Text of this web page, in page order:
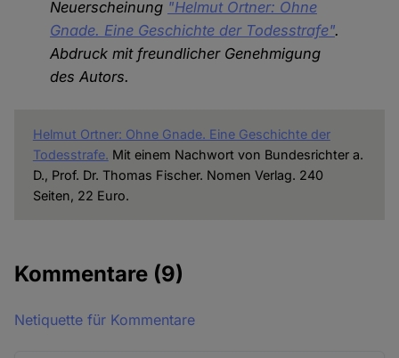
Neuerscheinung "Helmut Ortner: Ohne
Gnade. Eine Geschichte der Todesstrafe".
Abdruck mit freundlicher Genehmigung
des Autors.
Helmut Ortner: Ohne Gnade. Eine Geschichte der
Todesstrafe. Mit einem Nachwort von Bundesrichter a.
D., Prof. Dr. Thomas Fischer. Nomen Verlag. 240
Seiten, 22 Euro.
Kommentare (9)
Netiquette für Kommentare